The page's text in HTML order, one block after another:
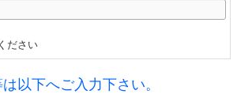
ださい
以下へご入力下さい。